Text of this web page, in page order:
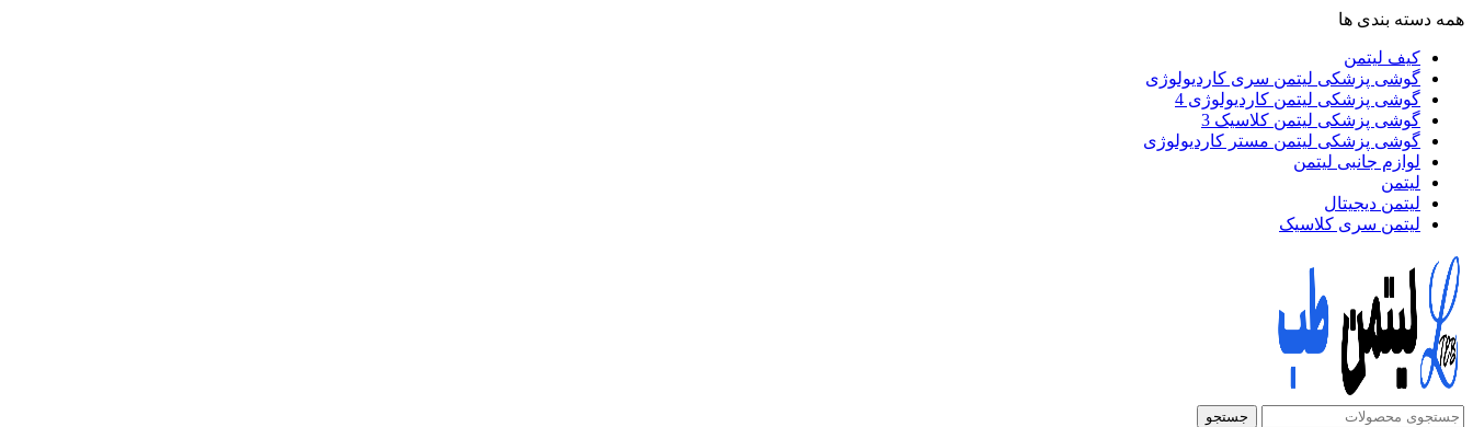
همه دسته بندی ها
کیف لیتمن
گوشی پزشکی لیتمن سری کاردیولوژی
گوشی پزشکی لیتمن کاردیولوژی 4
گوشی پزشکی لیتمن کلاسیک 3
گوشی پزشکی لیتمن مستر کاردیولوژی
لوازم جانبی لیتمن
لیتمن
لیتمن دیجیتال
لیتمن سری کلاسیک
جستجو